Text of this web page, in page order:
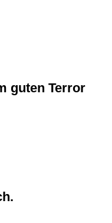
guten Terror